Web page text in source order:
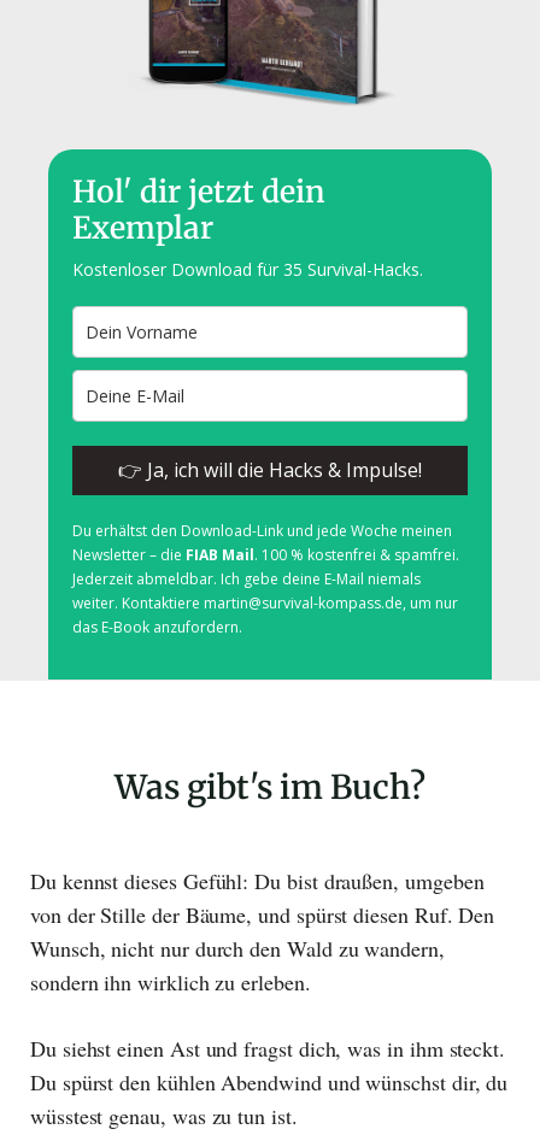
Hol' dir jetzt dein
Exemplar
Kostenloser Download für 35 Survival-Hacks.
👉 Ja, ich will die Hacks & Impulse!
Du erhältst den Download-Link und jede Woche meinen
Newsletter – die FIAB Mail. 100 % kostenfrei & spamfrei.
Jederzeit abmeldbar. Ich gebe deine E-Mail niemals
weiter. Kontaktiere martin@survival-kompass.de, um nur
das E-Book anzufordern.
Was gibt's im Buch?
Du kennst dieses Gefühl: Du bist draußen, umgeben
von der Stille der Bäume, und spürst diesen Ruf. Den
Wunsch, nicht nur durch den Wald zu wandern,
sondern ihn wirklich zu erleben.
Du siehst einen Ast und fragst dich, was in ihm steckt.
Du spürst den kühlen Abendwind und wünschst dir, du
wüsstest genau, was zu tun ist.